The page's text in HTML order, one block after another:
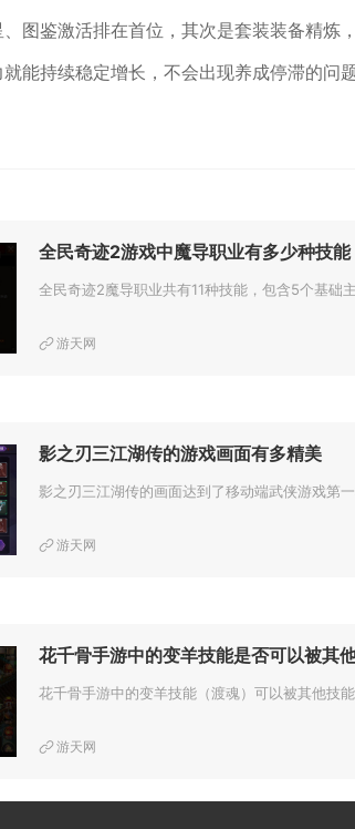
图鉴激活排在首位，其次是套装装备精炼
能持续稳定增长，不会出现养成停滞的问题
全民奇迹2游戏中魔导职业有多少种技能
游天网
影之刃三江湖传的游戏画面有多精美
游天网
花千骨手游中的变羊技能是否可以被其
游天网